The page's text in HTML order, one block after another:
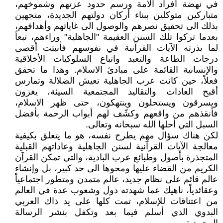
في نهضة أفراد الأمة ورسم حدود عزتهم وشموخهم،
متباركين متوكلين ببناء أركان دولتهم الجديدة، متجهين
بذلك الى تحقيق نصرهم والوصول الى غاياتهم وأهدافهم،
بعدما تركوا تلك السنن العقيمة "الجاهلية" وراءهم، تبعاً
لما بذرته الآيات القرآنية في نفوسهم فأنبتت أقصى
درجات الطاعة والتعبد واتباع السلوكيات الأخلاقية
والإنسانية القائمة على مبادئ الاسلام. وهذا ما تحقق
فعلاً، حين كانت عرب الجاهلية تعيش الضلالة وتمارس
أقبح العادات والتقاليد المجتمعية السيئة، يغزون
ويسرقون ويستحلون وينتهكون، حتى ظهر الاسلام،
فأنقذهم من واقعهم وكشّف لهم أبواب الرحمة بأفضل
السبل التي أحلها الله سبحانه وتعالى.
لكن هناك سؤال مهم يطرح نفسه، هو ما يتعلق بكيفية
معالجة الآيات القرآنية لسنن الجاهلية وعاداتهم القبلية
المتجذرة بأصول وطبائع عرب البادية، والتي تمكن القرآن
الكريم من القضاء عليها ومحوها الى حد كبير، بل وإنشاء
عالم قائم على نظام جديد، عالم متمدن ومتطور اجتماعياً
وعقائدياً، ناهيك عما شهدته دول وشعوب عدة في العالم
من اعتناقات للإسلام، تمت كلها على يد ذاك العربي
البدوي الذي أسلم فيما بعد وتكفل بنشر الرسالة